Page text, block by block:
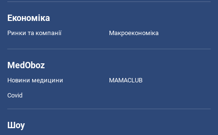
Економіка
Ринки та компанії Макроекономіка
MedOboz
Новини медицини MAMACLUB
Covid
Шоу